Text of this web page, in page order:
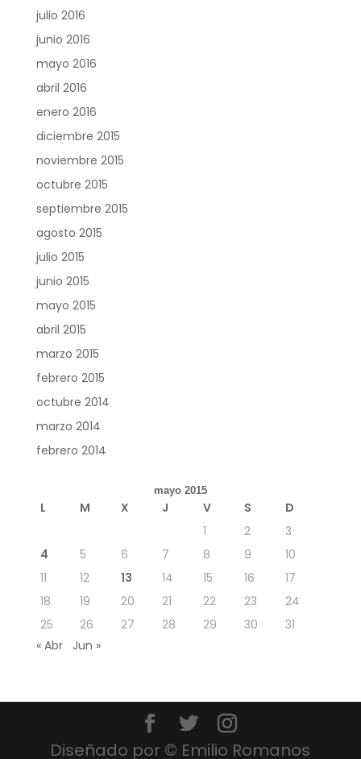
julio 2016
junio 2016
mayo 2016
abril 2016
enero 2016
diciembre 2015
noviembre 2015
octubre 2015
septiembre 2015
agosto 2015
julio 2015
junio 2015
mayo 2015
abril 2015
marzo 2015
febrero 2015
octubre 2014
marzo 2014
febrero 2014
mayo 2015
L M X J V S
D
1
2
3
4
5 6 7 8 9
10
11
12 13 14 15 16
17
18
19 20 21 22 23
24
25
26 27 28 29 30
31
« Abr
Jun »
Diseñado por © Emilio Romanos